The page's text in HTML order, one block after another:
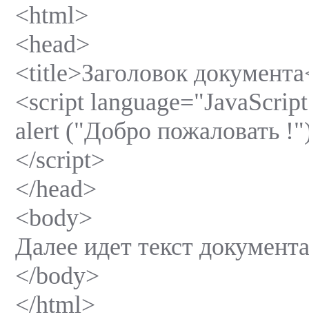
<html>
<head>
<title>Заголовок
<script
alert ("Добро пожаловать
</script>
</head>
<body>
Далее идет текст
</body>
</html>